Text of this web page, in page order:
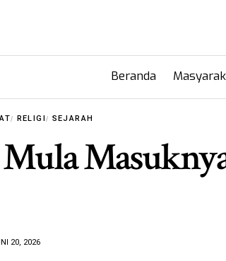
Beranda
RELIGI SEJARAH
20, 2026